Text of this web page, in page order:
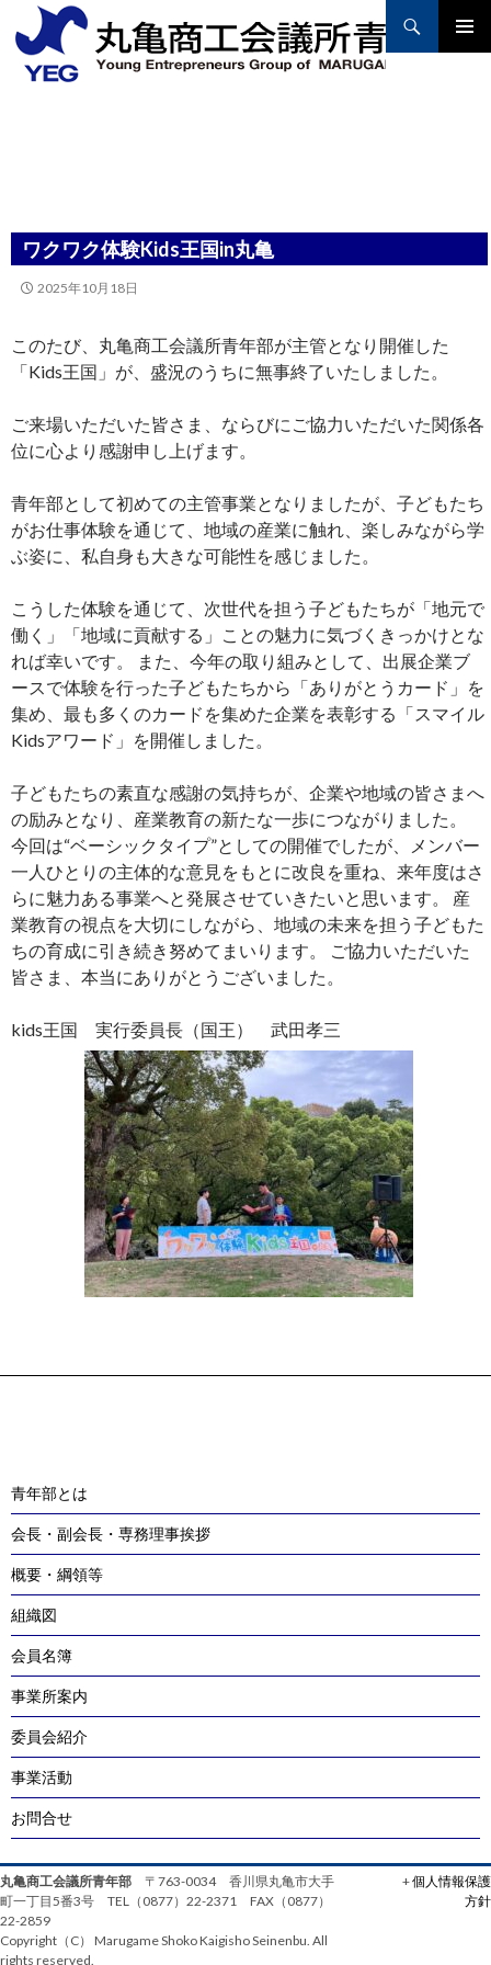
Search
ワクワク体験Kids王国in丸亀
2025年10月18日
このたび、丸亀商工会議所青年部が主管となり開催した
「Kids王国」が、盛況のうちに無事終了いたしました。
ご来場いただいた皆さま、ならびにご協力いただいた関係各
位に心より感謝申し上げます。
青年部として初めての主管事業となりましたが、子どもたち
がお仕事体験を通じて、地域の産業に触れ、楽しみながら学
ぶ姿に、私自身も大きな可能性を感じました。
こうした体験を通じて、次世代を担う子どもたちが「地元で
働く」「地域に貢献する」ことの魅力に気づくきっかけとな
れば幸いです。 また、今年の取り組みとして、出展企業ブ
ースで体験を行った子どもたちから「ありがとうカード」を
集め、最も多くのカードを集めた企業を表彰する「スマイル
Kidsアワード」を開催しました。
子どもたちの素直な感謝の気持ちが、企業や地域の皆さまへ
の励みとなり、産業教育の新たな一歩につながりました。
今回は“ベーシックタイプ”としての開催でしたが、メンバー
一人ひとりの主体的な意見をもとに改良を重ね、来年度はさ
らに魅力ある事業へと発展させていきたいと思います。 産
業教育の視点を大切にしながら、地域の未来を担う子どもた
ちの育成に引き続き努めてまいります。 ご協力いただいた
皆さま、本当にありがとうございました。
kids王国 実行委員長（国王） 武田孝三
青年部とは
会長・副会長・専務理事挨拶
概要・綱領等
組織図
会員名簿
事業所案内
委員会紹介
事業活動
お問合せ
丸亀商工会議所青年部 〒763-0034 香川県丸亀市大手
町一丁目5番3号 TEL（0877）22-2371 FAX（0877）
22-2859
Copyright（C） Marugame Shoko Kaigisho Seinenbu. All
rights reserved.
+個人情報保護
方針